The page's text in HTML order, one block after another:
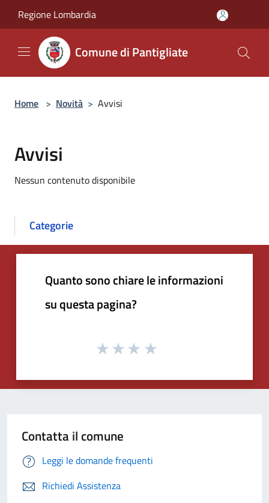
Regione Lombardia
Comune di Pantigliate
Home > Novità > Avvisi
Avvisi
Nessun contenuto disponibile
Categorie
Quanto sono chiare le informazioni
su questa pagina?
Contatta il comune
Leggi le domande frequenti
Richiedi Assistenza